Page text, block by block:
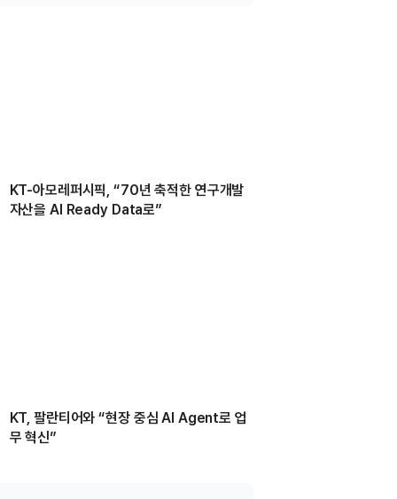
KT-아모레퍼시픽, “70년 축적한 연구개발
자산을 AI Ready Data로”
KT, 팔란티어와 “현장 중심 AI Agent로 업
무 혁신”